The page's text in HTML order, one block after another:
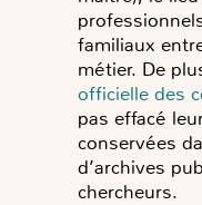
familiaux
métier. De
officielle des
pas effacé
conservées
d’archives
chercheurs.